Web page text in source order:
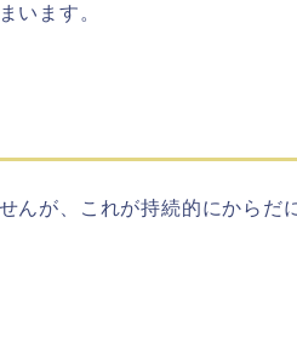
います。
んが、これが持続的にからだ